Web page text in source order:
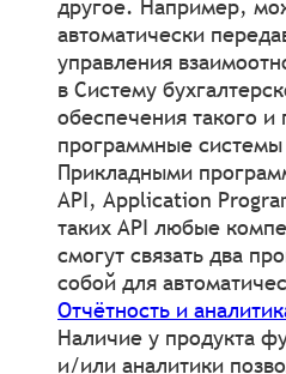
другое. Например,
автоматически
управления
в Систему
обеспечения такого
программные
Прикладными
API, Application
таких API любые
смогут связать два
собой для
Отчётность и
Наличие у продукта
и/или аналитики